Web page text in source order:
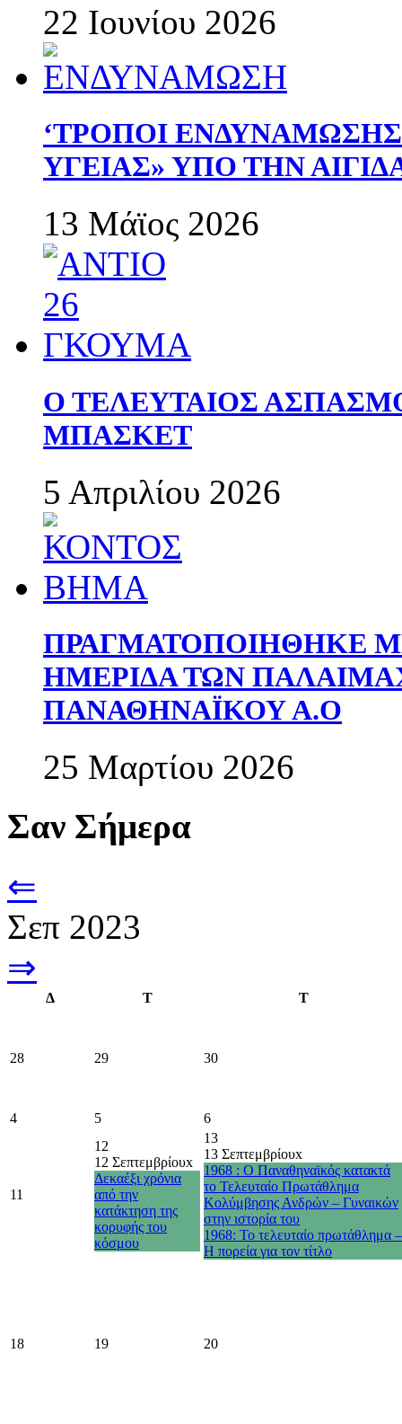
22 Ιουνίου 2026
‘ΤΡΟΠΟΙ
ΥΓΕΙΑΣ» ΥΠΟ ΤΗΝ
13 Μάϊος 2026
Ο ΤΕΛΕΥΤΑΙΟΣ
ΜΠΑΣΚΕΤ
5 Απριλίου 2026
ΠΡΑΓΜΑΤΟΠΟΙΗΘΗΚΕ
ΗΜΕΡΙΔΑ ΤΩΝ
ΠΑΝΑΘΗΝΑΪΚΟΥ Α.Ο
25 Μαρτίου 2026
Σαν Σήμερα
⇐
Σεπ 2023
⇒
Δ Τ Τ
28 29 30
4 5 6
11
12
12 Σεπτεμβρίουx
Δεκαέξι χρόνια
από την
κατάκτηση της
κορυφής του
κόσμου
13
13 Σεπτεμβρίουx
1968 : Ο Παναθηναϊκός κατακτά
το Τελευταίο Πρωτάθλημα
Κολύμβησης Ανδρών – Γυναικών
στην ιστορία του
1968: Το τελευταίο πρωτάθλημα –
Η πορεία για τον τίτλο
18 19 20